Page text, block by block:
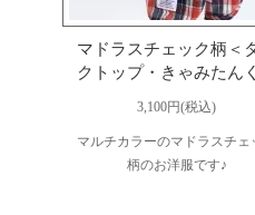
マドラスチェック柄＜
クトップ・きゃみたん
3,100円(税込)
マルチカラーのマドラスチェ
柄のお洋服です♪